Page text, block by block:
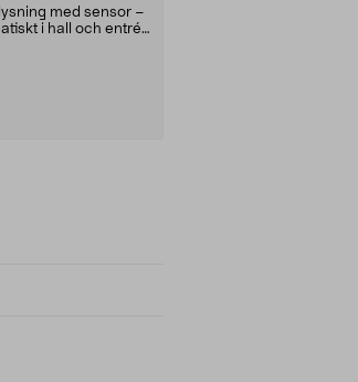
med sensor –
i hall och entré.